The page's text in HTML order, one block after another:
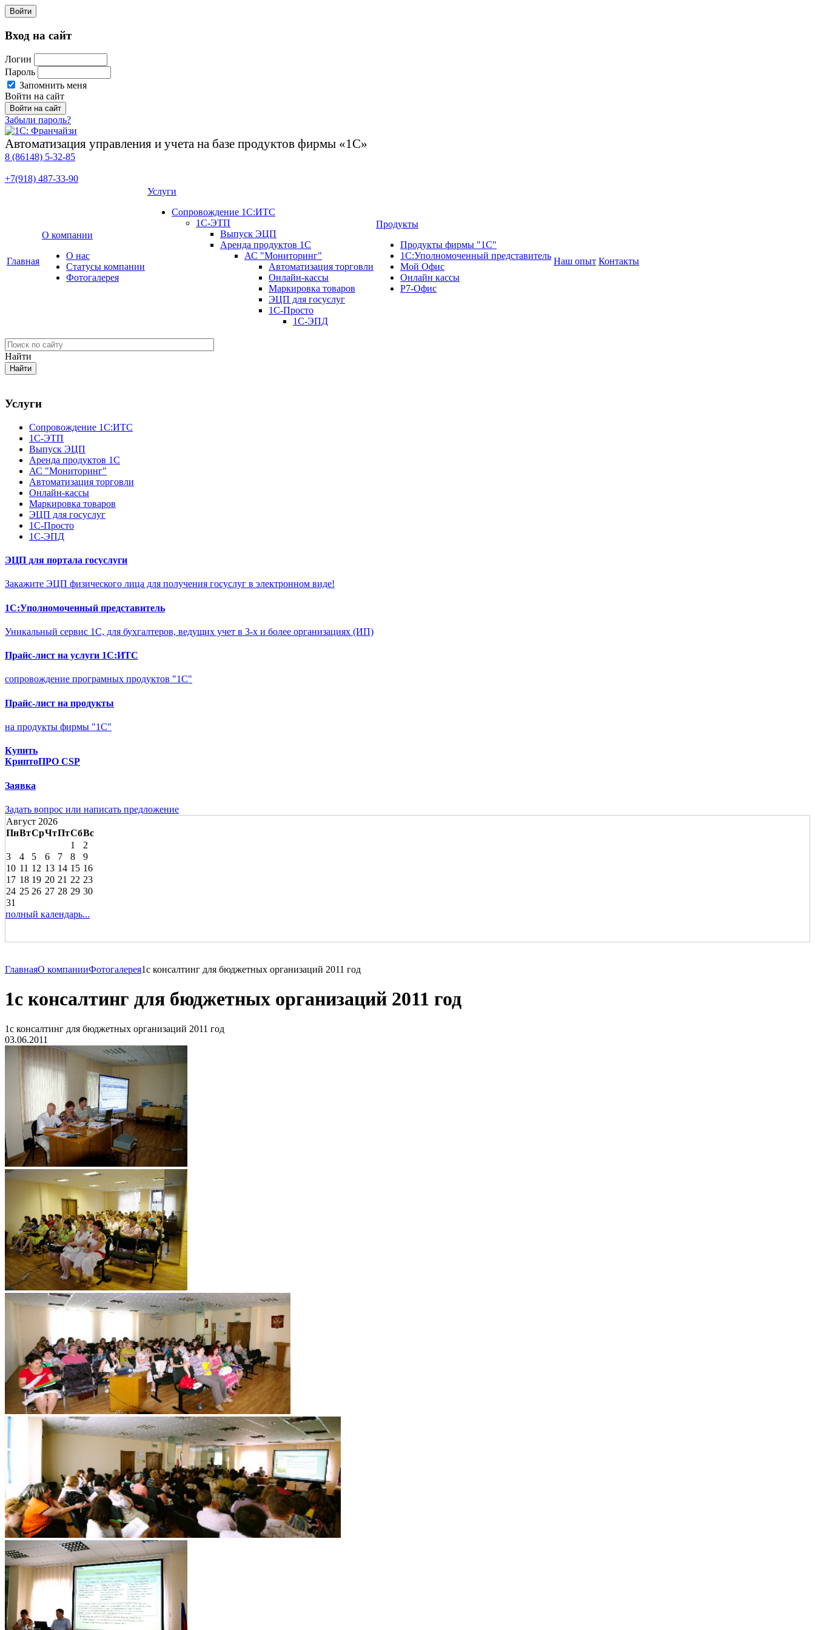
Войти
Вход на сайт
Логин
Пароль
Запомнить меня
Войти на сайт
Забыли пароль?
Автоматизация управления и учета на базе продуктов фирмы «1С»
8 (86148) 5-32-85
+7(918) 487-33-90
Главная
О компании
О нас
Cтатусы компании
Фотогалерея
Услуги
Сопровождение 1С:ИТС
1С-ЭТП
Выпуск ЭЦП
Аренда продуктов 1С
АС "Мониторинг"
Автоматизация торговли
Онлайн-кассы
Маркировка товаров
ЭЦП для госуслуг
1С-Просто
1С-ЭПД
Продукты
Продукты фирмы "1С"
1С:Уполномоченный представитель
Мой Офис
Онлайн кассы
Р7-Офис
Наш опыт Контакты
Найти
Услуги
Сопровождение 1С:ИТС
1С-ЭТП
Выпуск ЭЦП
Аренда продуктов 1С
АС "Мониторинг"
Автоматизация торговли
Онлайн-кассы
Маркировка товаров
ЭЦП для госуслуг
1С-Просто
1С-ЭПД
ЭЦП для портала госуслуги
Закажите ЭЦП физического лица для получения госуслуг в электронном виде!
1С:Уполномоченный представитель
Уникальный сервис 1С, для бухгалтеров, ведущих учет в 3-х и более организациях (ИП)
Прайс-лист на услуги 1С:ИТС
сопровождение програмных продуктов "1С"
Прайс-лист на продукты
на продукты фирмы "1С"
Купить
КриптоПРО CSP
Заявка
Задать вопрос или написать предложение
Август 2026
ПнВтСрЧтПтСбВс
1
2
3
4 5 6 7 8
9
10 11 12 13 14 15 16
17 18 19 20 21 22 23
24 25 26 27 28 29 30
31
полный календарь...
ГлавнаяО компанииФотогалерея1с консалтинг для бюджетных организаций 2011 год
1с консалтинг для бюджетных организаций 2011 год
1с консалтинг для бюджетных организаций 2011 год
03.06.2011